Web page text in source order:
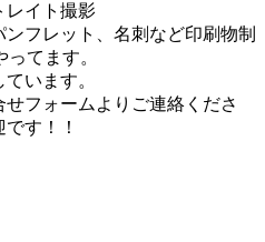
レイト撮影
フレット、名刺など印刷物制
てます。
います。
フォームよりご連絡くださ
す！！